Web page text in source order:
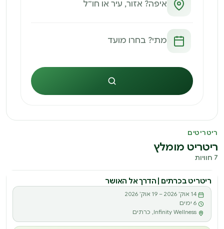
חיפוש
ריטריטים
ריטריט מומלץ
7 חוויות
ריטריט
ר
ריטריט בכרתים | הדרך אל האושר
14 אוק׳ 2026 – 19 אוק׳ 2026
6 ימים
Infinity Wellness, כרתים